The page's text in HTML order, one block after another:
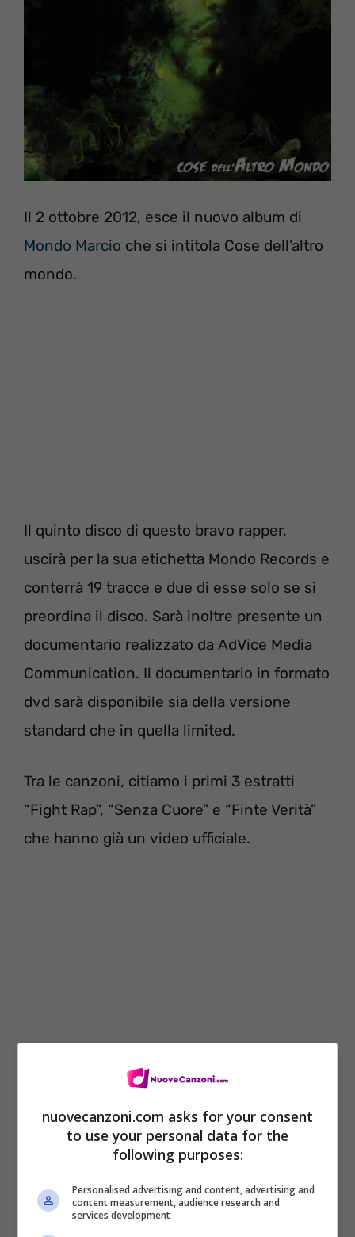
Il 2 ottobre 2012, esce il nuovo album di
Mondo Marcio che si intitola Cose dell’altro
mondo.
Il quinto disco di questo bravo rapper,
uscirà per la sua etichetta Mondo Records e
conterrà 19 tracce e due di esse solo se si
preordina il disco. Sarà inoltre presente un
documentario realizzato da AdVice Media
Communication. Il documentario in formato
dvd sarà disponibile sia della versione
standard che in quella limited.
Tra le canzoni, citiamo i primi 3 estratti
“Fight Rap”, “Senza Cuore” e “Finte Verità”
che hanno già un video ufficiale.
Vediamo la lista di tutti i brani.
nuovecanzoni.com asks for your consent
to use your personal data for the
following purposes:
Personalised advertising and content, advertising and
content measurement, audience research and
services development